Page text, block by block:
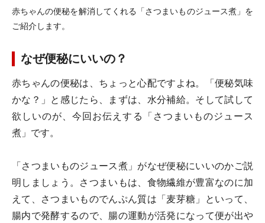
赤ちゃんの便秘を解消してくれる「さつまいものジュース煮」を
ご紹介します。
なぜ便秘にいいの？
赤ちゃんの便秘は、ちょっと心配ですよね。「便秘気味
かな？」と感じたら、まずは、水分補給。そして試して
欲しいのが、今回お伝えする「さつまいものジュース
煮」です。
「さつまいものジュース煮」がなぜ便秘にいいのかご説
明しましょう。さつまいもは、食物繊維が豊富なのに加
えて、さつまいものでんぷん質は「麦芽糖」といって、
腸内で発酵するので、腸の運動が活発になって便が出や